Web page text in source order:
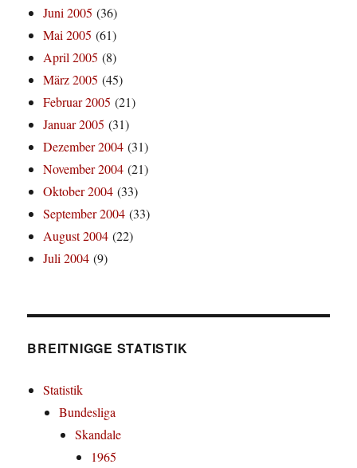
Juni 2005 (36)
Mai 2005 (61)
April 2005 (8)
März 2005 (45)
Februar 2005 (21)
Januar 2005 (31)
Dezember 2004 (31)
November 2004 (21)
Oktober 2004 (33)
September 2004 (33)
August 2004 (22)
Juli 2004 (9)
BREITNIGGE STATISTIK
Statistik
Bundesliga
Skandale
1965